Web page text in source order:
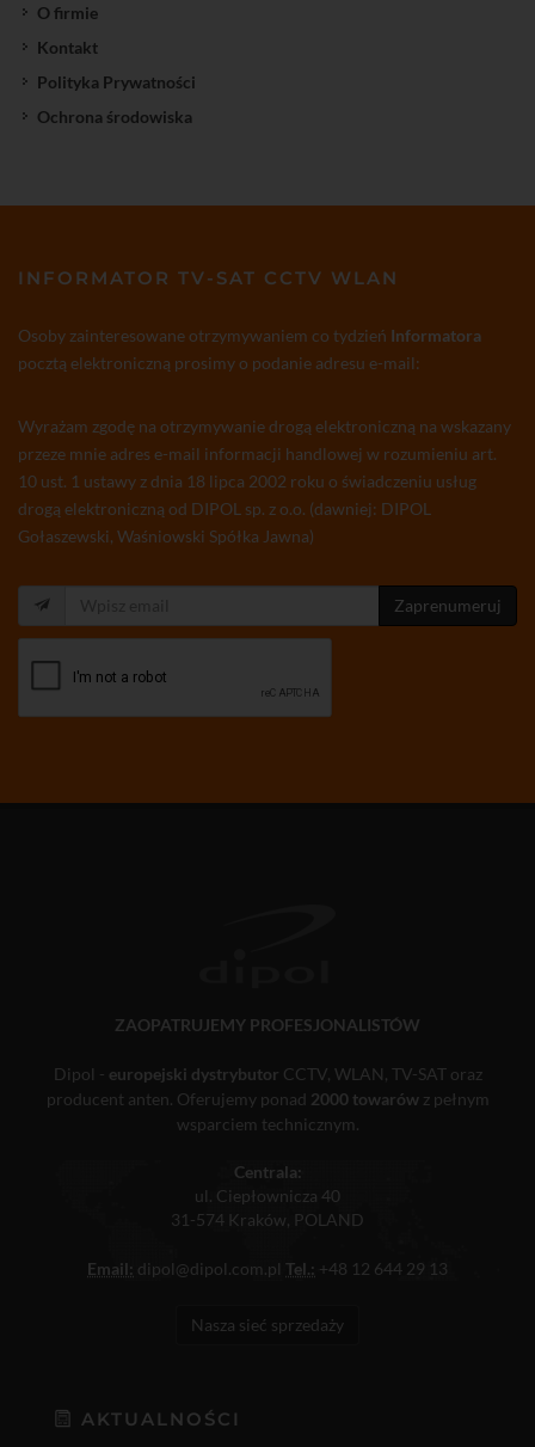
O firmie
Kontakt
Polityka Prywatności
Ochrona środowiska
INFORMATOR TV-SAT CCTV WLAN
Osoby zainteresowane otrzymywaniem co tydzień Informatora
pocztą elektroniczną prosimy o podanie adresu e-mail:
Wyrażam zgodę na otrzymywanie drogą elektroniczną na wskazany
przeze mnie adres e-mail informacji handlowej w rozumieniu art.
10 ust. 1 ustawy z dnia 18 lipca 2002 roku o świadczeniu usług
drogą elektroniczną od DIPOL sp. z o.o. (dawniej: DIPOL
Gołaszewski, Waśniowski Spółka Jawna)
Zaprenumeruj
ZAOPATRUJEMY PROFESJONALISTÓW
Dipol - europejski dystrybutor CCTV, WLAN, TV-SAT oraz
producent anten. Oferujemy ponad 2000 towarówz pełnym
wsparciem technicznym.
Centrala:
ul. Ciepłownicza 40
31-574 Kraków, POLAND
Email: dipol@dipol.com.pl Tel.: +48 12 644 29 13
Nasza sieć sprzedaży
AKTUALNOŚCI